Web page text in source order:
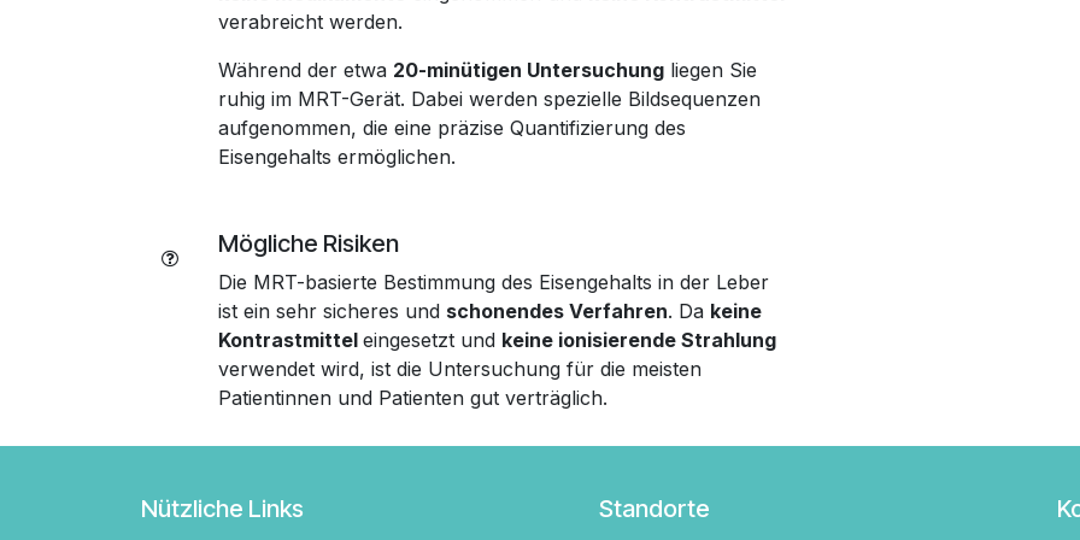
verabreicht werden.
Während der etwa 20-minütigen Untersuchung liegen Sie
ruhig im MRT-Gerät. Dabei werden spezielle Bildsequenzen
aufgenommen, die eine präzise Quantifizierung des
Eisengehalts ermöglichen.
Mögliche Risiken
Die MRT-basierte Bestimmung des Eisengehalts in der Leber
ist ein sehr sicheres und schonendes Verfahren. Da keine
Kontrastmittel eingesetzt und keine ionisierende Strahlung
verwendet wird, ist die Untersuchung für die meisten
Patientinnen und Patienten gut verträglich.
Nützliche Links Standorte